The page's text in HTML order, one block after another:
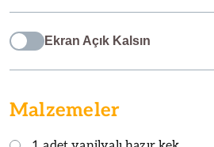
Ekran Açık Kalsın
Malzemeler